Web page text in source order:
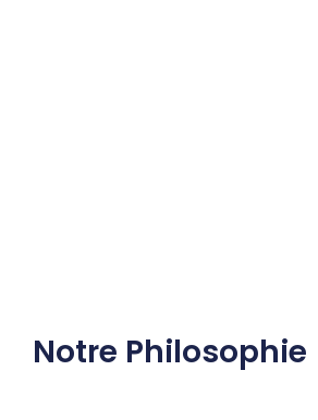
Notre Philosophie